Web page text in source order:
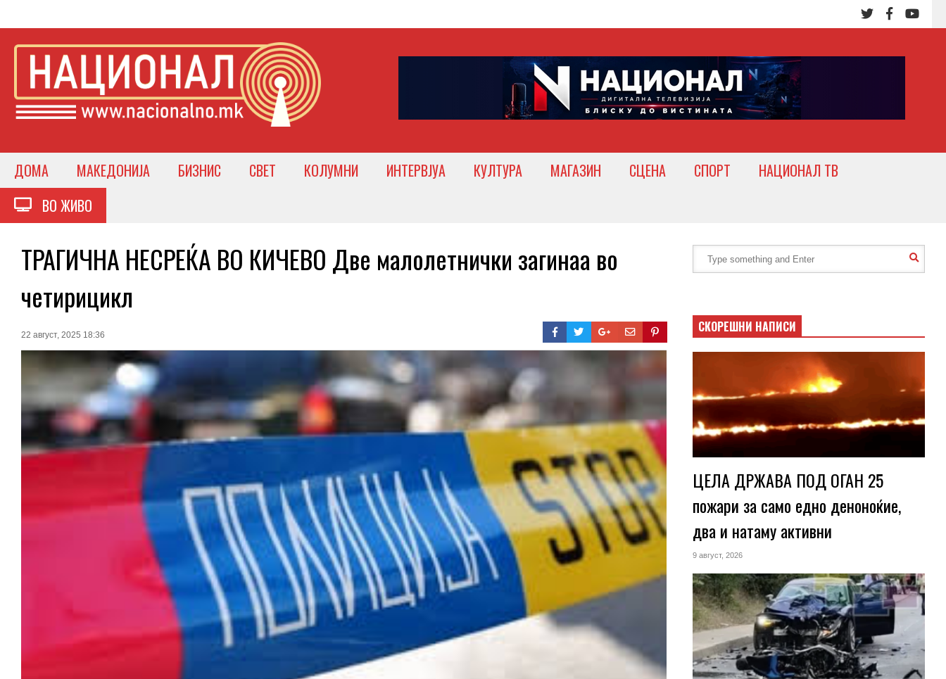
ДОМА МАКЕДОНИЈА БИЗНИС СВЕТ КОЛУМНИ ИНТЕРВЈУА КУЛТУРА МАГАЗИН СЦЕНА СПОРТ
НАЦИОНАЛ ТВ
ВО ЖИВО
ТРАГИЧНА НЕСРЕЌА ВО КИЧЕВО Две малолетнички загинаа во
четирицикл
22 август, 2025 18:36 СКОРЕШНИ НАПИСИ
ЦЕЛА ДРЖАВА ПОД ОГАН 25
пожари за само едно деноноќие,
два и натаму активни
9 август, 2026